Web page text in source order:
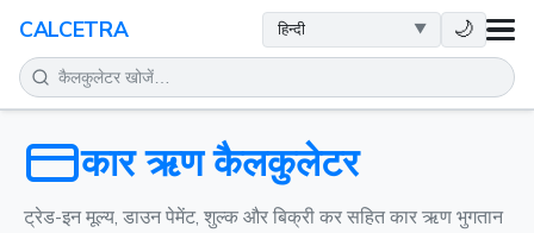
CALCETRA 🌙
गणित
रूपांतरण
विज्ञान
कार ऋण कैलकुलेटर
ट्रेड-इन मूल्य, डाउन पेमेंट, शुल्क और बिक्री कर सहित कार ऋण भुगतान